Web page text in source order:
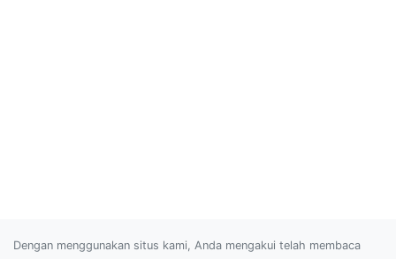
Dengan menggunakan situs kami, Anda mengakui telah membaca